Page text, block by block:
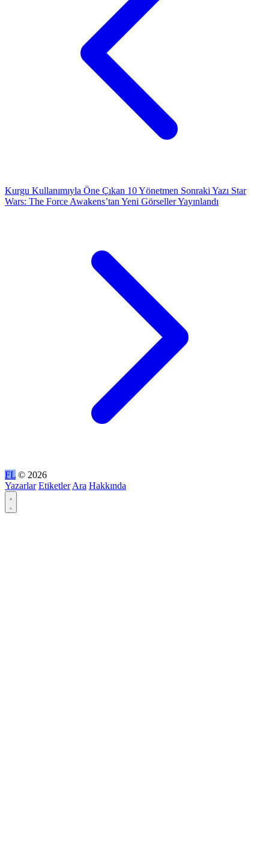
Kurgu Kullanımıyla Öne Çıkan 10 Yönetmen Sonraki Yazı Star
Wars: The Force Awakens’tan Yeni Görseller Yayınlandı
FL © 2026
Yazarlar Etiketler Ara Hakkında